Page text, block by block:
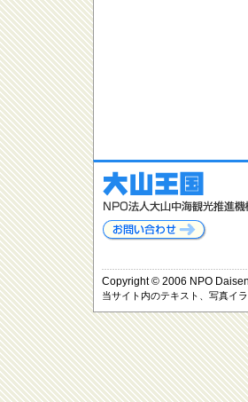
Copyright © 2006 NPO
当サイト内のテキスト、写真イ